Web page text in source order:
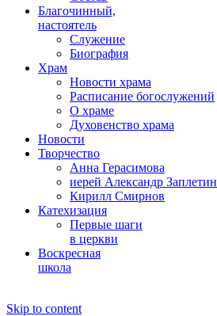
Благочинный,
настоятель
Служение
Биография
Храм
Новости храма
Расписание богослужений
О храме
Духовенство храма
Новости
Творчество
Анна Герасимова
иерей Александр Заплетин
Кирилл Смирнов
Катехизация
Первые шаги
в церкви
Воскресная
школа
Skip to content